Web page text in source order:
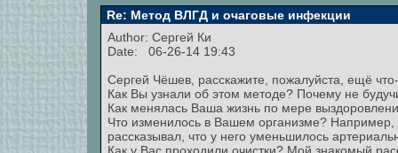
Re: Метод ВЛГД и очаговые инфекции
Author: Сергей Ки
Date: 06-26-14 19:43
Сергей Чёшев, расскажите, пожалуйста, ещё
Как Вы узнали об этом методе? Почему не
Как менялась Ваша жизнь по мере
Что изменилось в Вашем организме? Например,
рассказывал, что у него уменьшилось